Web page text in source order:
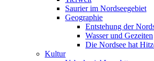
Saurier im Nordseegebiet
Geographie
Entstehung der
Wasser und Gezeiten
Die Nordsee hat
Kultur